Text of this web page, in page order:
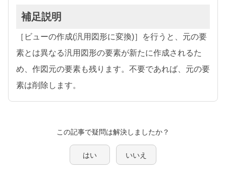
補足説明
［ビューの作成(汎用図形に変換)］を行うと、元の要
素とは異なる汎用図形の要素が新たに作成されるた
め、作図元の要素も残ります。不要であれば、元の要
素は削除します。
この記事で疑問は解決しましたか？
はい いいえ